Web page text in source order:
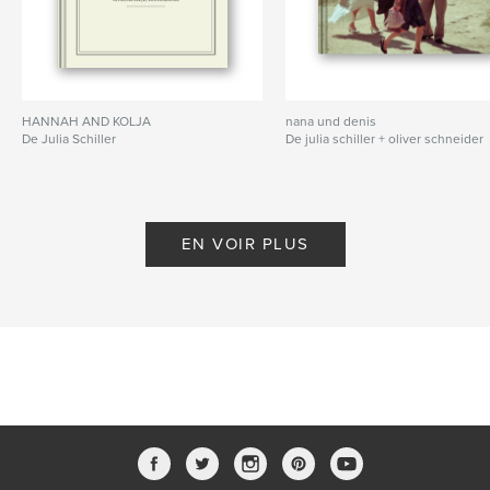
HANNAH AND KOLJA
De Julia Schiller
nana und denis
De julia schiller + oliver schneider
EN VOIR PLUS